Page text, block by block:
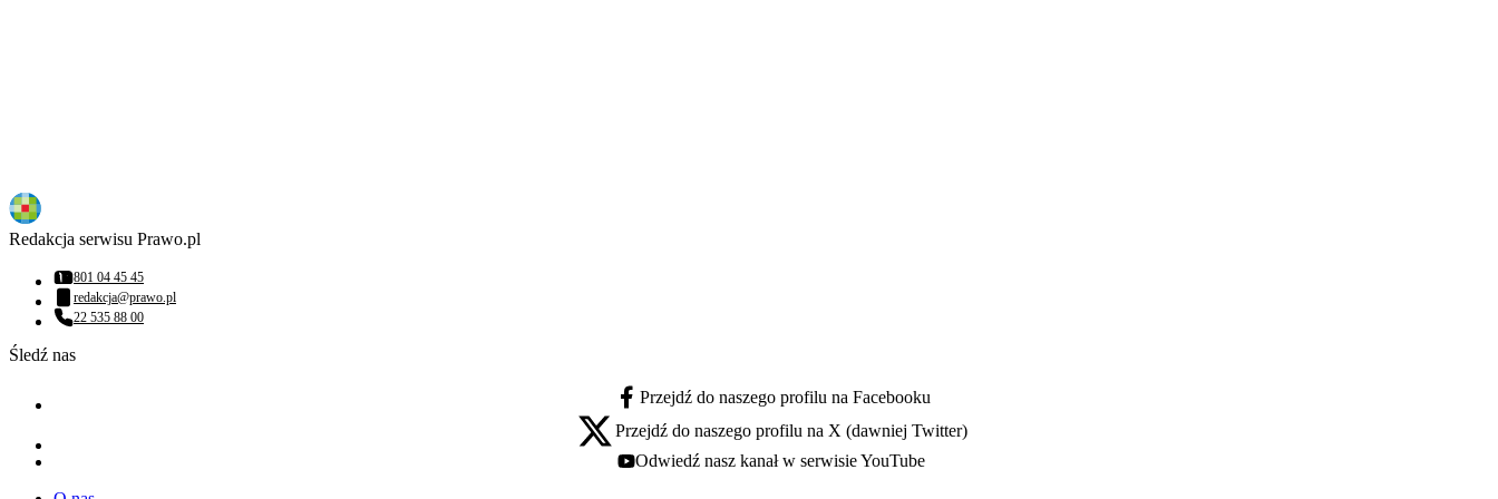
Redakcja serwisu Prawo.pl
Numer telefonu:
801 04 45 45
Adres email:
redakcja@prawo.pl
Numer telefonu:
22 535 88 00
Śledź nas
facebook - otwiera się w nowej karcie
Przejdź do naszego profilu na Facebooku
x - otwiera się w nowej karcie
Przejdź do naszego profilu na X (dawniej Twitter)
youtube - otwiera się w nowej karcie
Odwiedź nasz kanał w serwisie YouTube